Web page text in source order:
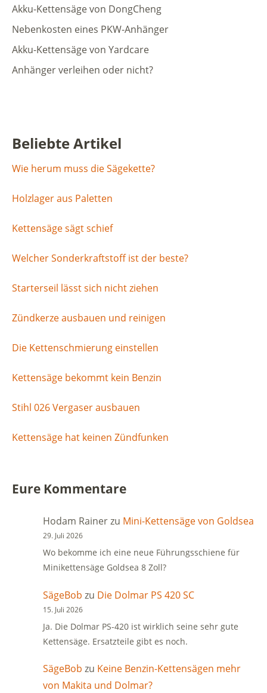
Akku-Kettensäge von DongCheng
Nebenkosten eines PKW-Anhänger
Akku-Kettensäge von Yardcare
Anhänger verleihen oder nicht?
Beliebte Artikel
Wie herum muss die Sägekette?
Holzlager aus Paletten
Kettensäge sägt schief
Welcher Sonderkraftstoff ist der beste?
Starterseil lässt sich nicht ziehen
Zündkerze ausbauen und reinigen
Die Kettenschmierung einstellen
Kettensäge bekommt kein Benzin
Stihl 026 Vergaser ausbauen
Kettensäge hat keinen Zündfunken
Eure Kommentare
Hodam Rainerzu Mini-Kettensäge von Goldsea
29. Juli 2026
Wo bekomme ich eine neue Führungsschiene für
Minikettensäge Goldsea 8 Zoll?
SägeBob zu Die Dolmar PS 420 SC
15. Juli 2026
Ja. Die Dolmar PS-420 ist wirklich seine sehr gute
Kettensäge. Ersatzteile gibt es noch.
SägeBob zu Keine Benzin-Kettensägen mehr
von Makita und Dolmar?